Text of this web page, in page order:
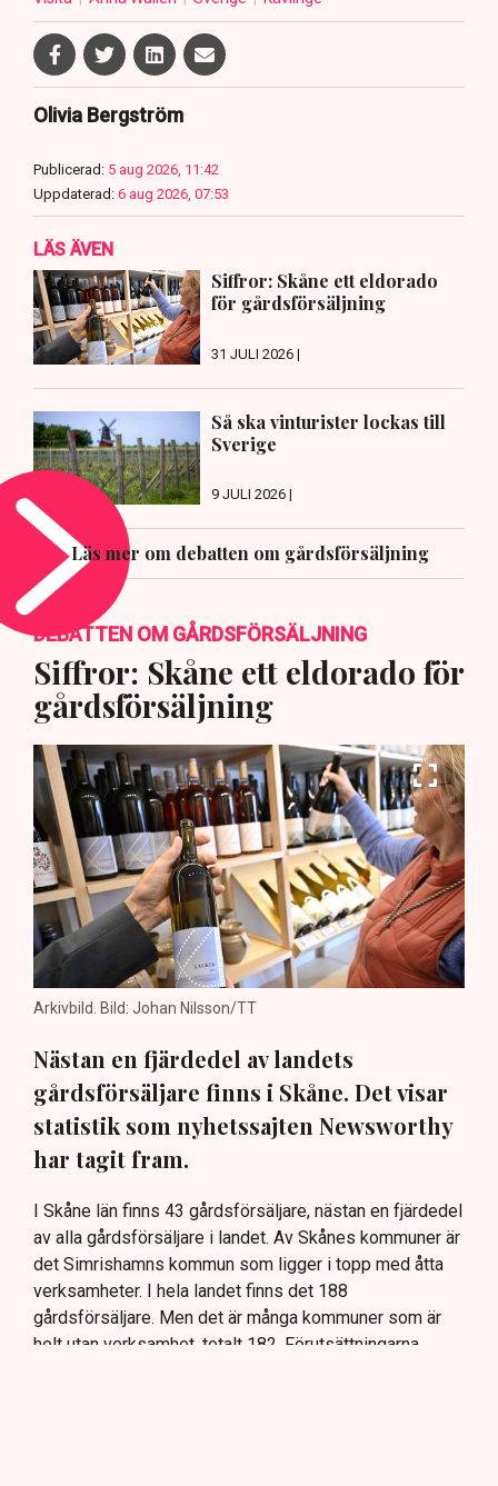
Olivia Bergström
Publicerad: 5 aug 2026, 11:42
Uppdaterad: 6 aug 2026, 07:53
LÄS ÄVEN
Siffror: Skåne ett eldorado
för gårdsförsäljning
31 JULI 2026 |
Så ska vinturister lockas till
Sverige
9 JULI 2026 |
Läs mer om debatten om gårdsförsäljning
DEBATTEN OM GÅRDSFÖRSÄLJNING
Siffror: Skåne ett eldorado för
gårdsförsäljning
Arkivbild. Bild: Johan Nilsson/TT
Nästan en fjärdedel av landets
gårdsförsäljare finns i Skåne. Det visar
statistik som nyhetssajten Newsworthy
har tagit fram.
I Skåne län finns 43 gårdsförsäljare, nästan en fjärdedel
av alla gårdsförsäljare i landet. Av Skånes kommuner är
det Simrishamns kommun som ligger i topp med åtta
verksamheter. I hela landet finns det 188
gårdsförsäljare. Men det är många kommuner som är
helt utan verksamhet, totalt 182. Förutsättningarna